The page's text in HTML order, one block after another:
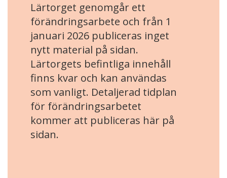
Lärtorget genomgår ett
förändringsarbete och från 1
januari 2026 publiceras inget
nytt material på sidan.
Lärtorgets befintliga innehåll
finns kvar och kan användas
som vanligt. Detaljerad tidplan
för förändringsarbetet
kommer att publiceras här på
sidan.